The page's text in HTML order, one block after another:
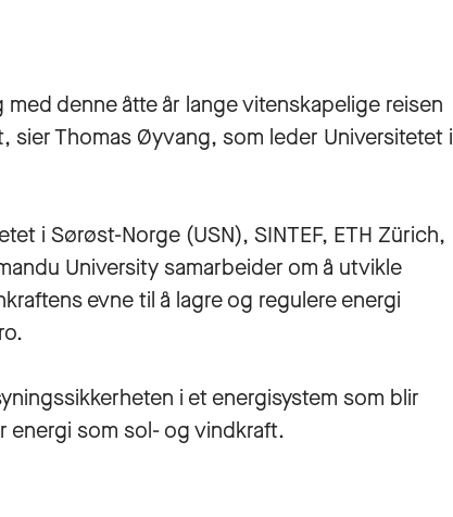
denne åtte år lange vitenskapelige reisen
Thomas Øyvang, som leder Universitetet i
i Sørøst-Norge (USN), SINTEF, ETH Zürich,
University samarbeider om å utvikle
evne til å lagre og regulere energi
i et energisystem som blir
energi som sol- og vindkraft.